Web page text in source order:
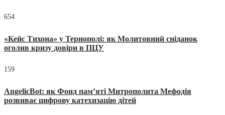
654
«Кейс Тихона» у Тернополі: як Молитовний сніданок
оголив кризу довіри в ПЦУ
159
AngelicBot: як Фонд пам’яті Митрополита Мефодія
розвиває цифрову катехизацію дітей